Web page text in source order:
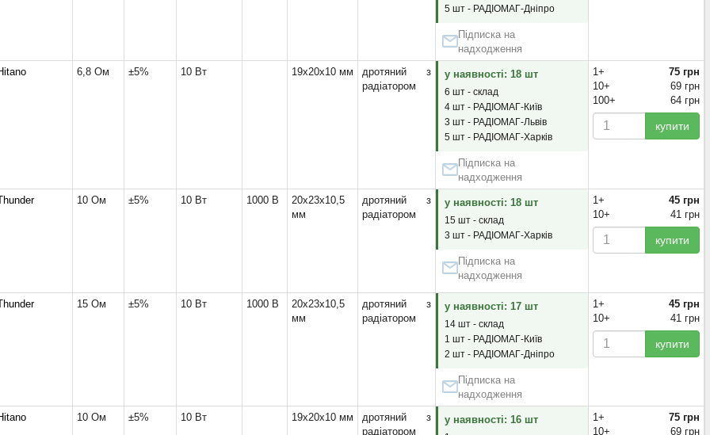
5 шт - РАДІОМАГ-Дніпро
Підписка на
надходження
6,8 Ом ±5% 10 Вт 19x20x10 мм
дротяний з
радіатором
у наявності: 18 шт
6 шт - склад
4 шт - РАДІОМАГ-Київ
3 шт - РАДІОМАГ-Львів
5 шт - РАДІОМАГ-Харків
Підписка на
надходження
1+
75 грн
10+
69 грн
100+
64 грн
купити
10 Ом ±5% 10 Вт 1000 В
20x23x10,5
мм
дротяний з
радіатором
у наявності: 18 шт
15 шт - склад
3 шт - РАДІОМАГ-Харків
Підписка на
надходження
1+
45 грн
10+
41 грн
купити
15 Ом ±5% 10 Вт 1000 В
20x23x10,5
мм
дротяний з
радіатором
у наявності: 17 шт
14 шт - склад
1 шт - РАДІОМАГ-Київ
2 шт - РАДІОМАГ-Дніпро
Підписка на
надходження
1+
45 грн
10+
41 грн
купити
10 Ом ±5% 10 Вт 19x20x10 мм
дротяний з
радіатором
у наявності: 16 шт 1+
75 грн
10+
69 грн